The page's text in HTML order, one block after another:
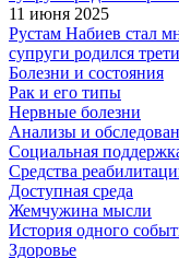
11 июня 2025
Рустам Набиев стал
супруги родился
Болезни и состояния
Рак и его типы
Нервные болезни
Анализы и
Социальная
Средства
Доступная среда
Жемчужина мысли
История одного
Здоровье